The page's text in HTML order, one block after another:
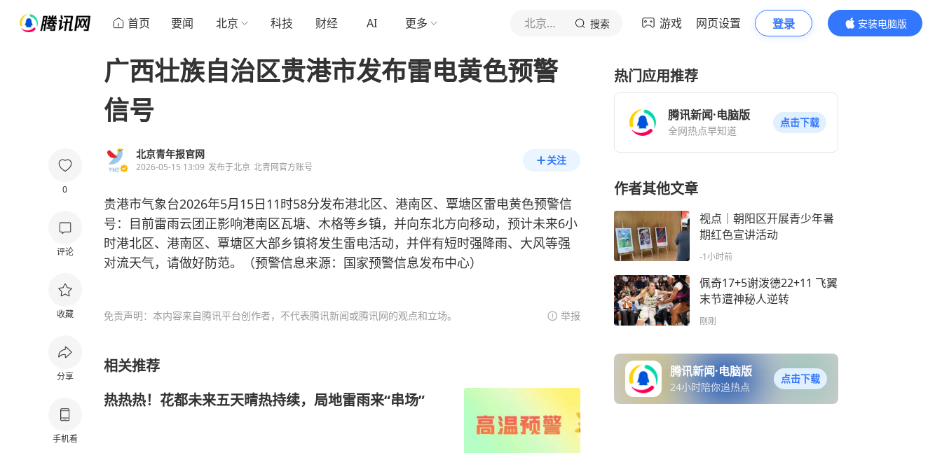
首页 要闻 北京 科技 财经 AI 更多 北京青年报官网 搜索 游戏 网页设置 登录
安装电脑版
内容更精彩
0
评论
收藏
分享
手机看
广西壮族自治区贵港市发布雷电黄色预警
信号
北京青年报官网
2026-05-15 13:09 发布于北京 北青网官方账号
关注
贵港市气象台2026年5月15日11时58分发布港北区、港南区、覃塘区雷电黄色预警信
号：目前雷雨云团正影响港南区瓦塘、木格等乡镇，并向东北方向移动，预计未来6小
时港北区、港南区、覃塘区大部乡镇将发生雷电活动，并伴有短时强降雨、大风等强
对流天气，请做好防范。（预警信息来源：国家预警信息发布中心）
免责声明：本内容来自腾讯平台创作者，不代表腾讯新闻或腾讯网的观点和立场。 举报
相关推荐
热热热！花都未来五天晴热持续，局地雷雨来“串场”
热门应用推荐
腾讯新闻·电脑版
全网热点早知道
点击下载
作者其他文章
视点｜朝阳区开展青少年暑
期红色宣讲活动
-1小时前
佩奇17+5谢泼德22+11 飞翼
末节遭神秘人逆转
刚刚
腾讯新闻·电脑版
24小时陪你追热点
点击下载